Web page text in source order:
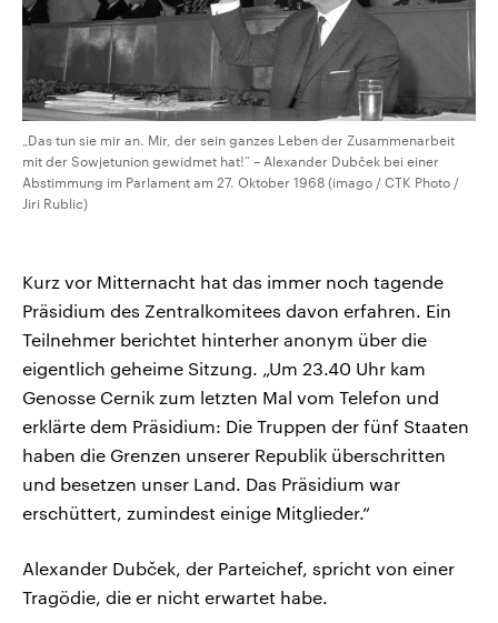
„Das tun sie mir an. Mir, der sein ganzes Leben der Zusammenarbeit
mit der Sowjetunion gewidmet hat!“ – Alexander Dubček bei einer
Abstimmung im Parlament am 27. Oktober 1968 (imago / CTK Photo /
Jiri Rublic)
Kurz vor Mitternacht hat das immer noch tagende
Präsidium des Zentralkomitees davon erfahren. Ein
Teilnehmer berichtet hinterher anonym über die
eigentlich geheime Sitzung. „Um 23.40 Uhr kam
Genosse Cernik zum letzten Mal vom Telefon und
erklärte dem Präsidium: Die Truppen der fünf Staaten
haben die Grenzen unserer Republik überschritten
und besetzen unser Land. Das Präsidium war
erschüttert, zumindest einige Mitglieder.“
Alexander Dubček, der Parteichef, spricht von einer
Tragödie, die er nicht erwartet habe.